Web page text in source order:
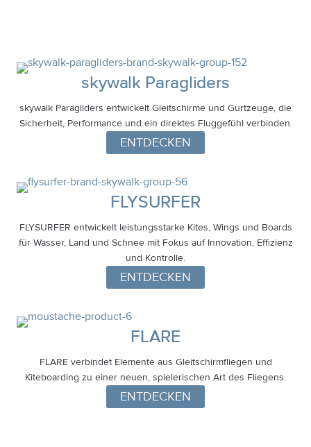
skywalk Paragliders
skywalk Paragliders entwickelt Gleitschirme und Gurtzeuge, die
Sicherheit, Performance und ein direktes Fluggefühl verbinden.
ENTDECKEN
FLYSURFER
FLYSURFER entwickelt leistungsstarke Kites, Wings und Boards
für Wasser, Land und Schnee mit Fokus auf Innovation, Effizienz
und Kontrolle.
ENTDECKEN
FLARE
FLARE verbindet Elemente aus Gleitschirmfliegen und
Kiteboarding zu einer neuen, spielerischen Art des Fliegens.
ENTDECKEN